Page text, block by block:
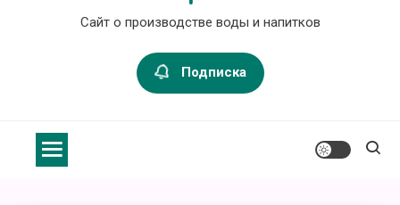
Сайт о производстве воды и напитков
Подписка